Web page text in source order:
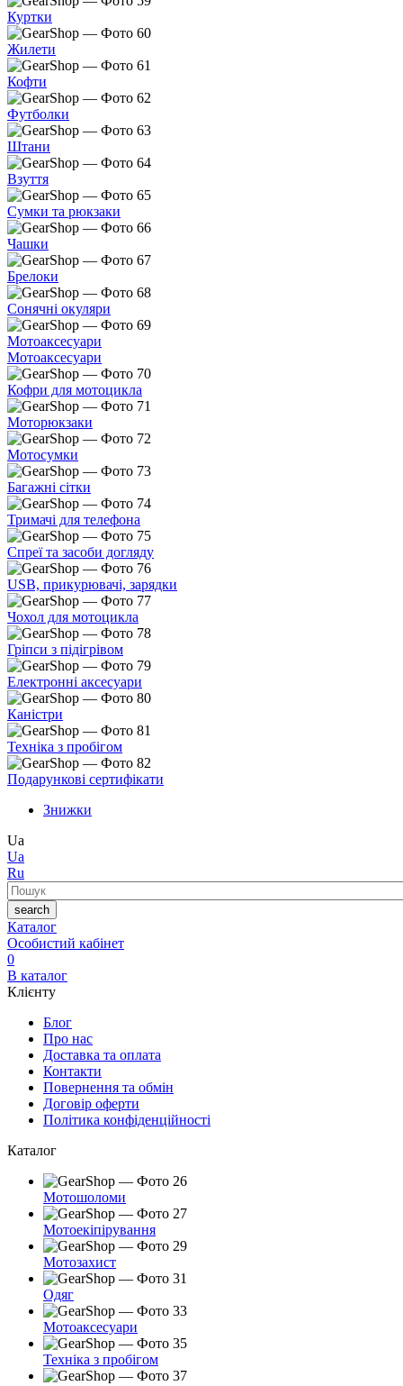
Куртки
Жилети
Кофти
Футболки
Штани
Взуття
Сумки та рюкзаки
Чашки
Брелоки
Сонячні окуляри
Мотоаксесуари
Мотоаксесуари
Кофри для мотоцикла
Моторюкзаки
Мотосумки
Багажні сітки
Тримачі для телефона
Спреї та засоби догляду
USB, прикурювачі, зарядки
Чохол для мотоцикла
Гріпси з підігрівом
Електронні аксесуари
Каністри
Техніка з пробігом
Подарункові сертифікати
Знижки
Ua
Ua
Ru
Пошук
search
Каталог
Особистий кабінет
0
В каталог
Клієнту
Блог
Про нас
Доставка та оплата
Контакти
Повернення та обмін
Договір оферти
Політика конфіденційності
Каталог
Мотошоломи
Мотоекіпірування
Мотозахист
Одяг
Мотоаксесуари
Техніка з пробігом